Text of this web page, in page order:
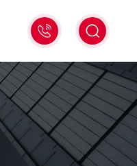
0571-
86939987